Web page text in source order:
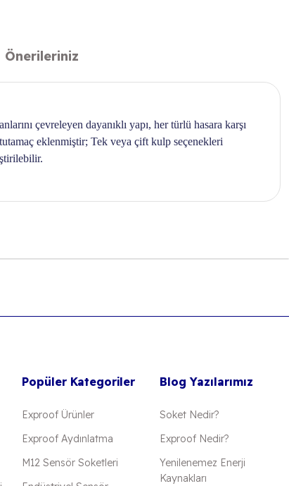
Önerileriniz
çevreleyen dayanıklı yapı, her türlü hasara karşı
eklenmiştir; Tek veya çift kulp seçenekleri
Popüler Kategoriler
Exproof Ürünler
Exproof Aydınlatma
M12 Sensör Soketleri
Blog Yazılarımız
Soket Nedir?
Exproof Nedir?
Yenilenemez Enerji
Kaynakları